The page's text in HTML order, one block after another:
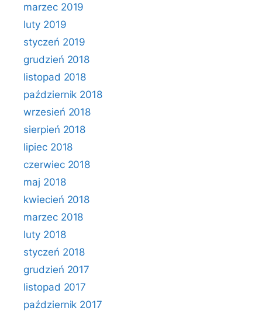
marzec 2019
luty 2019
styczeń 2019
grudzień 2018
listopad 2018
październik 2018
wrzesień 2018
sierpień 2018
lipiec 2018
czerwiec 2018
maj 2018
kwiecień 2018
marzec 2018
luty 2018
styczeń 2018
grudzień 2017
listopad 2017
październik 2017